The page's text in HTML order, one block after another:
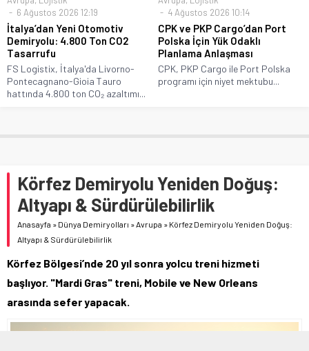
6 Ağustos 2026 12:19
İtalya’dan Yeni Otomotiv
Demiryolu: 4.800 Ton CO2
Tasarrufu
FS Logistix, İtalya'da Livorno-
Pontecagnano-Gioia Tauro
hattında 4.800 ton CO₂ azaltımı...
4 Ağustos 2026 10:14
CPK ve PKP Cargo’dan Port
Polska İçin Yük Odaklı
Planlama Anlaşması
CPK, PKP Cargo ile Port Polska
programı için niyet mektubu...
Körfez Demiryolu Yeniden Doğuş:
Altyapı & Sürdürülebilirlik
Anasayfa » Dünya Demiryolları »Avrupa » Körfez Demiryolu Yeniden Doğuş:
Altyapı & Sürdürülebilirlik
Körfez Bölgesi’nde 20 yıl sonra yolcu treni hizmeti
başlıyor. "Mardi Gras" treni, Mobile ve New Orleans
arasında sefer yapacak.